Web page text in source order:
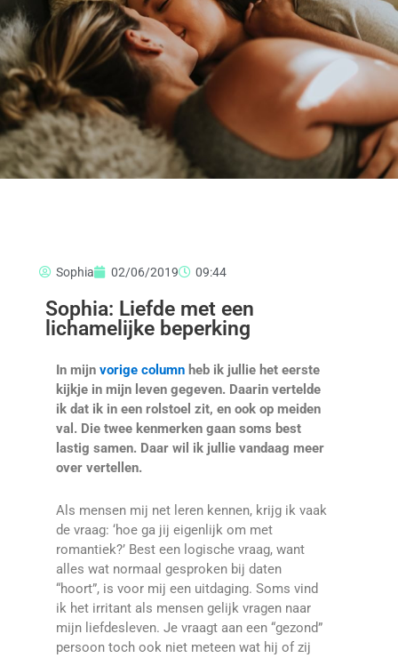
Sophia 02/06/2019 09:44
Sophia: Liefde met een
lichamelijke beperking
In mijn vorige columnheb ik jullie het eerste
kijkje in mijn leven gegeven. Daarin vertelde
ik dat ik in een rolstoel zit, en ook op meiden
val. Die twee kenmerken gaan soms best
lastig samen. Daar wil ik jullie vandaag meer
over vertellen.
Als mensen mij net leren kennen, krijg ik vaak
de vraag: ‘hoe ga jij eigenlijk om met
romantiek?’ Best een logische vraag, want
alles wat normaal gesproken bij daten
“hoort”, is voor mij een uitdaging. Soms vind
ik het irritant als mensen gelijk vragen naar
mijn liefdesleven. Je vraagt aan een “gezond”
persoon toch ook niet meteen wat hij of zij